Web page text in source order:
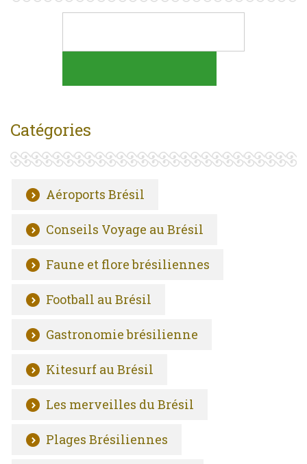
Catégories
Aéroports Brésil
Conseils Voyage au Brésil
Faune et flore brésiliennes
Football au Brésil
Gastronomie brésilienne
Kitesurf au Brésil
Les merveilles du Brésil
Plages Brésiliennes